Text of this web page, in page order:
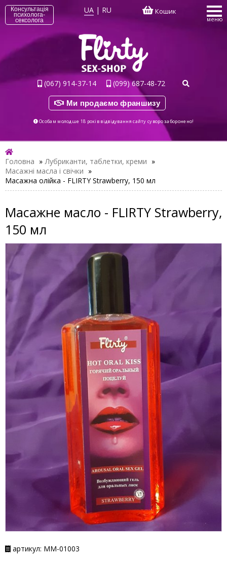
Консультація
психолога-
сексолога
UA | RU Кошик
меню
(067) 914-37-14 (099) 687-48-72
Ми продаємо франшизу
Особам молодше 18 років відвідування сайту суворо заборонено!
Головна » Лубриканти, таблетки, креми »
Масажні масла і свічки »
Масажна олійка - FLIRTY Strawberry, 150 мл
Масажне масло - FLIRTY Strawberry,
150 мл
артикул: ММ-01003